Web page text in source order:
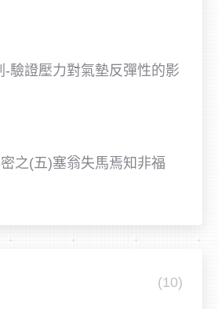
-驗證壓力對氣墊反彈性的影
之(五)塞翁失馬焉知非福
(10)